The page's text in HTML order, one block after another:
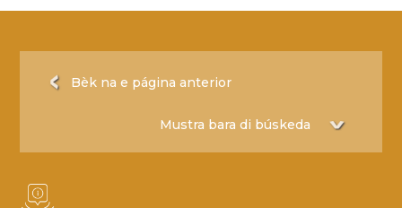
Bèk na e página anterior